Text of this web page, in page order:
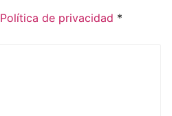
Política de privacidad *